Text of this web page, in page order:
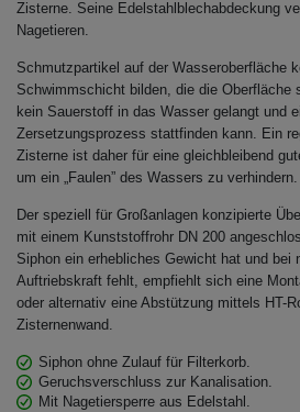
Zisterne. Seine Edelstahlblechabdeckung
Nagetieren.
Schmutzpartikel auf der Wasseroberfläche
Schwimmschicht bilden, die die Oberfläche
kein Sauerstoff in das Wasser gelangt und
Zersetzungsprozess stattfinden kann. Ein
Zisterne ist daher für eine gleichbleibend
um ein „Faulen” des Wassers zu verhindern.
Der speziell für Großanlagen konzipierte
mit einem Kunststoffrohr DN 200
Siphon ein erhebliches Gewicht hat und bei
Auftriebskraft fehlt, empfiehlt sich eine
oder alternativ eine Abstützung mittels HT-
Zisternenwand.
Siphon ohne Zulauf für Filterkorb.
Geruchsverschluss zur Kanalisation.
Mit Nagetiersperre aus Edelstahl.